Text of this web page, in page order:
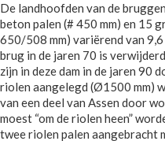
De landhoofden van de
beton palen (# 450 mm) en 15
650/508 mm) variërend van
brug in de jaren 70 is
zijn in deze dam in de jaren 90
riolen aangelegd (Ø1500 mm)
van een deel van Assen door
moest “om de riolen heen”
twee riolen palen aangebracht